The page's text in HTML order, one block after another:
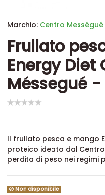
Marchio: Centro Mességué
Frullato
Energy Diet
Méssegué
Il frullato pesca e mango
proteico ideato dal
perdita di peso nei regimi
Non disponibile